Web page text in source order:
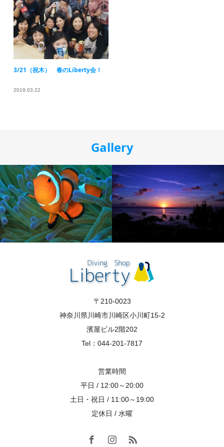
3/21（祝木） 春のLiberty会！
2019.03.22
Gallery
〒210-0023
神奈川県川崎市川崎区小川町15-2
濱屋ビル2階202
Tel：044-201-7817
営業時間
平日 / 12:00～20:00
土日・祝日 / 11:00～19:00
定休日 / 水曜